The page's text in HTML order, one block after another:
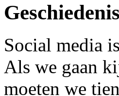
Social media
Als we gaan
moeten we